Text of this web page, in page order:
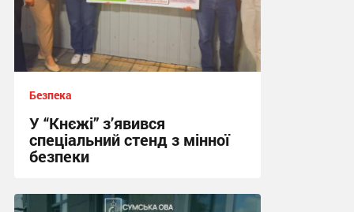
Безпека
У “Кнєжі” з’явився
спеціальний стенд з мінної
безпеки